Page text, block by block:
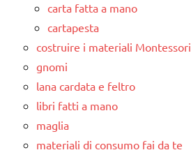
carta fatta a mano
cartapesta
costruire i materiali Montessori
gnomi
lana cardata e feltro
libri fatti a mano
maglia
materiali di consumo fai da te